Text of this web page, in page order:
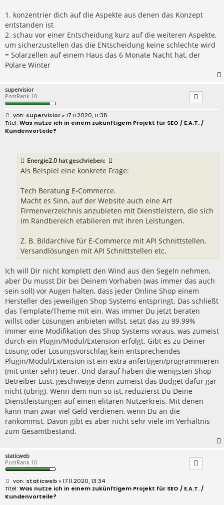
1. konzentrier dich auf die Aspekte aus denen das Konzept
entstanden ist
2. schau vor einer Entscheidung kurz auf die weiteren Aspekte,
um sicherzustellen das die ENtscheidung keine schlechte wird
= Solarzellen auf einem Haus das 6 Monate Nacht hat, der
Polare Winter
supervisior
PostRank 10
B
e
i
t
supervisior» 17.11.2020, 11:38
Was nutze ich in einem zukünftigem Projekt für SEO / E.A.T. /
Kundenvorteile?
Energie2.0 hat geschrieben:
Als Beispiel eine konkrete Frage:
Tech Beratung E-Commerce.
Macht es Sinn, auf der Website auch eine Art
Firmenverzeichnis anzubieten mit Dienstleistern, die sich
im Randbereich etablieren mit ihren Leistungen.
Z. B. Bildarchive für E-Commerce mit API Schnittstellen,
Versandlösungen mit API Schnittstellen etc.
Ich will Dir nicht komplett den Wind aus den Segeln nehmen,
aber Du musst Dir bei Deinem Vorhaben (was immer das auch
sein soll) vor Augen halten, dass jeder Online Shop einem
Hersteller des jeweiligen Shop Systems entspringt. Das schließt
das Template/Theme mit ein. Was immer Du jetzt beraten
willst oder Lösungen anbieten willst, setzt das zu 99.99%
immer eine Modifikation des Shop Systems voraus, was zumeist
durch ein Plugin/Modul/Extension erfolgt. Gibt es zu Deiner
Lösung oder Lösungsvorschlag kein entsprechendes
Plugin/Modul/Extension ist ein extra anfertigen/programmieren
(mit unter sehr) teuer. Und darauf haben die wenigsten Shop
Betreiber Lust, geschweige denn zumeist das Budget dafür gar
nicht (übrig). Wenn dem nun so ist, reduzierst Du Deine
Dienstleistungen auf einen elitären Nutzerkreis. Mit denen
kann man zwar viel Geld verdienen, wenn Du an die
rankommst. Davon gibt es aber nicht sehr viele im Verhältnis
zum Gesamtbestand.
staticweb
PostRank 10
B
e
i
t
staticweb» 17.11.2020, 13:34
Was nutze ich in einem zukünftigem Projekt für SEO / E.A.T. /
Kundenvorteile?